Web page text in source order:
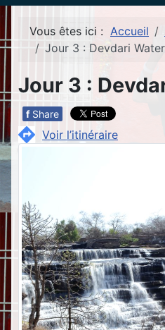
Vous êtes ici : Accueil
Jour 3 : Devdari
Jour 3 :
f Share
Voir l’itinéraire